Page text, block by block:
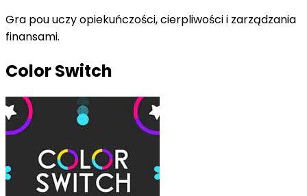
Gra pou uczy opiekuńczości, cierpliwości i zarządzania
finansami.
Color Switch